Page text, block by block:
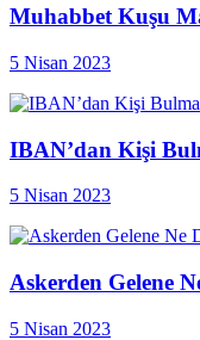
Muhabbet Kuşu
5 Nisan 2023
IBAN’dan Kişi
5 Nisan 2023
Askerden Gelene
5 Nisan 2023